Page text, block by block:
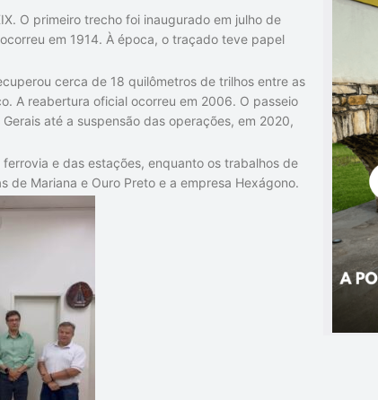
O primeiro trecho foi inaugurado em julho de
em 1914. À época, o traçado teve papel
cerca de 18 quilômetros de trilhos entre as
A reabertura oficial ocorreu em 2006. O passeio
até a suspensão das operações, em 2020,
e das estações, enquanto os trabalhos de
Mariana e Ouro Preto e a empresa Hexágono.